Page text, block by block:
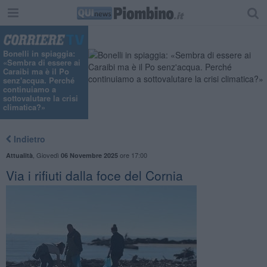
Bonelli in spiaggia:
«Sembra di essere ai
Caraibi ma è il Po
senz'acqua. Perché
continuiamo a
sottovalutare la crisi
climatica?»
Indietro
Attualità Giovedì 06 Novembre 2025ore 17:00
Via i rifiuti dalla foce del Cornia